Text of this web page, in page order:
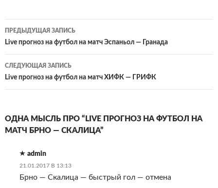
Навигация
по
записям
ПРЕДЫДУЩАЯ ЗАПИСЬ
Live прогноз на футбол на матч Эспаньол — Гранада
СЛЕДУЮЩАЯ ЗАПИСЬ
Live прогноз на футбол на матч ХИФК — ГРИФК
ОДНА МЫСЛЬ ПРО “LIVE ПРОГНОЗ НА ФУТБОЛ НА
МАТЧ БРНО — СКАЛИЦА”
admin
21.01.2017 В 13:13
Брно — Скалица — быстрый гол — отмена